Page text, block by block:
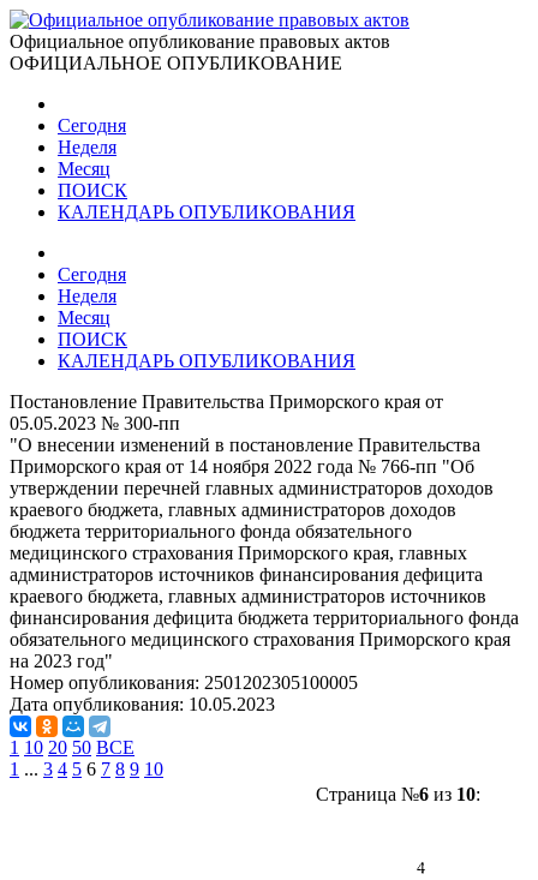
Официальное опубликование правовых актов
ОФИЦИАЛЬНОЕ ОПУБЛИКОВАНИЕ
Сегодня
Неделя
Месяц
ПОИСК
КАЛЕНДАРЬ ОПУБЛИКОВАНИЯ
Сегодня
Неделя
Месяц
ПОИСК
КАЛЕНДАРЬ ОПУБЛИКОВАНИЯ
Постановление Правительства Приморского края от
05.05.2023 № 300-пп
"О внесении изменений в постановление Правительства
Приморского края от 14 ноября 2022 года № 766-пп "Об
утверждении перечней главных администраторов доходов
краевого бюджета, главных администраторов доходов
бюджета территориального фонда обязательного
медицинского страхования Приморского края, главных
администраторов источников финансирования дефицита
краевого бюджета, главных администраторов источников
финансирования дефицита бюджета территориального фонда
обязательного медицинского страхования Приморского края
на 2023 год"
Номер опубликования: 2501202305100005
Дата опубликования: 10.05.2023
1 10 20 50 ВСЕ
1 ... 3 4 5 6 7 8 9 10
Страница №6из 10: